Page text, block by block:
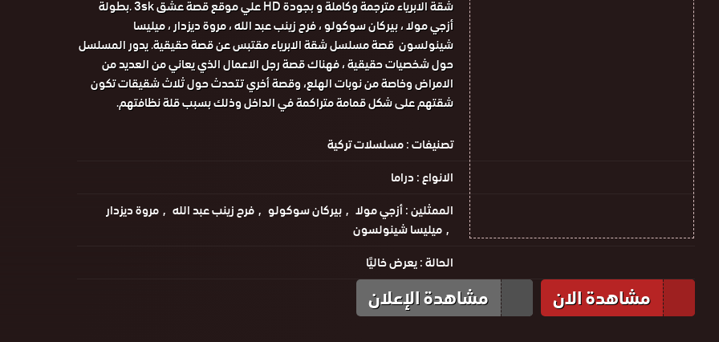
شقة الابرياء مترجمة وكاملة و بجودة HD علي موقع قصة عشق 3sk .بطولة
أزجي مولا ، بيركان سوكولو ، فرح زينب عبد الله ، مروة ديزدار ، ميليسا
شينولسون قصة مسلسل شقة الابرياء مقتبس عن قصة حقيقية. يدور المسلسل
حول شخصيات حقيقية ، فهناك قصة رجل الاعمال الذي يعاني من العديد من
الامراض وخاصة من نوبات الهلع، وقصة أخري تتحدث حول ثلاث شقيقات تكون
شقتهم على شكل قمامة متراكمة في الداخل وذلك بسبب قلة نظافتهم.
تصنيفات :مسلسلات تركية
الانواع :دراما
الممثلين :أزجي مولا بيركان سوكولو فرح زينب عبد الله
مروة ديزدار
ميليسا شينولسون
الحالة :يعرض خاليًا
مشاهدة الان مشاهدة الإعلان